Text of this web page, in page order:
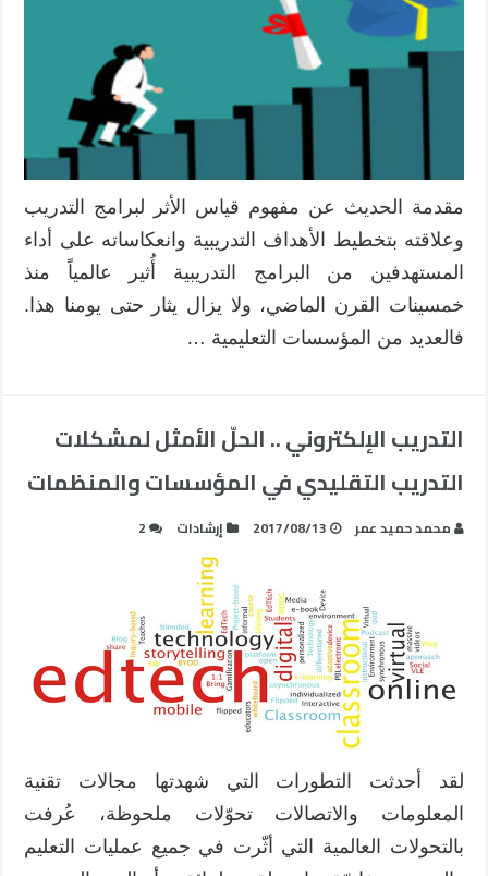
مقدمة الحديث عن مفهوم قياس الأثر لبرامج التدريب
وعلاقته بتخطيط الأهداف التدريبية وانعكاساته على أداء
المستهدفين من البرامج التدريبية أُثير عالمياً منذ
خمسينات القرن الماضي، ولا يزال يثار حتى يومنا هذا.
فالعديد من المؤسسات التعليمية …
التدريب الإلكتروني .. الحلّ الأمثل لمشكلات
التدريب التقليدي في المؤسسات والمنظمات
محمد حميد عمر 2017/08/13 إرشادات 2
لقد أحدثت التطورات التي شهدتها مجالات تقنية
المعلومات والاتصالات تحوّلات ملحوظة، عُرفت
بالتحولات العالمية التي أثّرت في جميع عمليات التعليم